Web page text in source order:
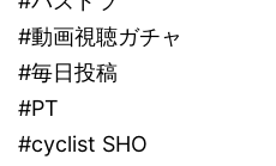
#動画視聴ガチャ
#毎日投稿
#PT
#cyclist SHO